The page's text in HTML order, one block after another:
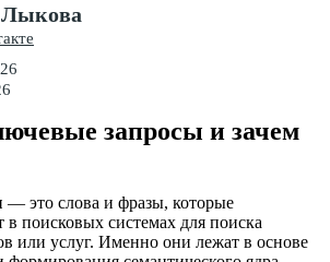
запросы и зачем
— это слова и фразы, которые
в поисковых системах для поиска
или услуг. Именно они лежат в основе